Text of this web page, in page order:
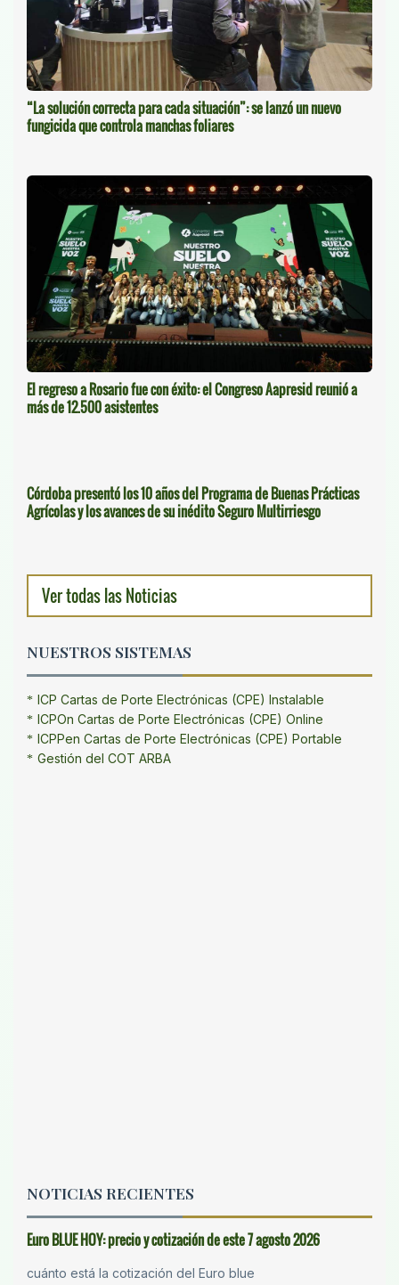
“La solución correcta para cada situación”: se lanzó un nuevo
fungicida que controla manchas foliares
El regreso a Rosario fue con éxito: el Congreso Aapresid reunió a
más de 12.500 asistentes
Córdoba presentó los 10 años del Programa de Buenas Prácticas
Agrícolas y los avances de su inédito Seguro Multirriesgo
Ver todas las Noticias
NUESTROS SISTEMAS
ICP Cartas de Porte Electrónicas (CPE) Instalable
ICPOn Cartas de Porte Electrónicas (CPE) Online
ICPPen Cartas de Porte Electrónicas (CPE) Portable
Gestión del COT ARBA
NOTICIAS RECIENTES
Euro BLUE HOY: precio y cotización de este 7 agosto 2026
cuánto está la cotización del Euro blue